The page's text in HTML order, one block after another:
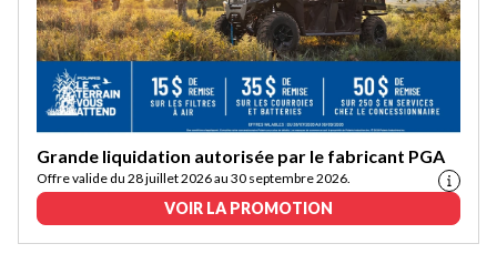
Grande liquidation autorisée par le fabricant PGA
Offre valide du 28 juillet 2026 au 30 septembre 2026.
VOIR LA PROMOTION